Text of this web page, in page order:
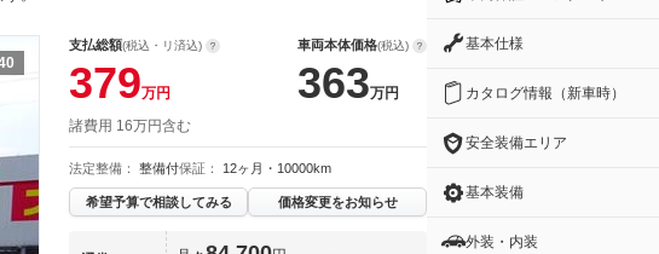
支払総額(税込・リ済込)
379万円
車両本体価格(税込)
363万円
諸費用 16万円含む
法定整備： 整備付保証： 12ヶ月・10000km
希望予算で相談してみる 価格変更をお知らせ
基本仕様
カタログ情報（新車時）
安全装備エリア
基本装備
外装・内装